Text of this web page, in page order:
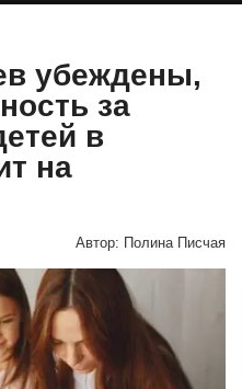
убеждены,
за
в
на
Автор: Полина Писчая